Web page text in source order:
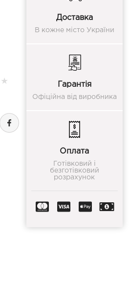
★
Доставка
В кожне місто України
Гарантія
Офіційна від виробника
Оплата
Готівковий і
безготівковий
розрахунок